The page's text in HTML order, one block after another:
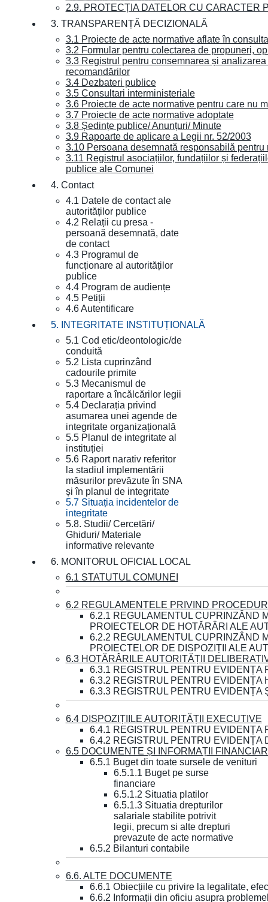
2.9. PROTECȚIA DATELOR CU CARACTER
3. TRANSPARENȚĂ DECIZIONALĂ
3.1 Proiecte de acte normative aflate în
3.2 Formular pentru colectarea de propuneri,
3.3 Registrul pentru consemnarea și
recomandărilor
3.4 Dezbateri publice
3.5 Consultari interministeriale
3.6 Proiecte de acte normative pentru care nu
3.7 Proiecte de acte normative adoptate
3.8 Ședințe publice/ Anunțuri/ Minute
3.9 Rapoarte de aplicare a Legii nr. 52/2003
3.10 Persoana desemnată responsabilă
3.11 Registrul asociațiilor, fundațiilor și
publice ale Comunei
4. Contact
4.1 Datele de contact ale
autorităților publice
4.2 Relații cu presa -
persoană desemnată, date
de contact
4.3 Programul de
funcționare al autorităților
publice
4.4 Program de audiențe
4.5 Petiții
4.6 Autentificare
5. INTEGRITATE INSTITUȚIONALĂ
5.1 Cod etic/deontologic/de
conduită
5.2 Lista cuprinzând
cadourile primite
5.3 Mecanismul de
raportare a încălcărilor legii
5.4 Declarația privind
asumarea unei agende de
integritate organizațională
5.5 Planul de integritate al
instituției
5.6 Raport narativ referitor
la stadiul implementării
măsurilor prevăzute în SNA
și în planul de integritate
5.7 Situația incidentelor de
integritate
5.8. Studii/ Cercetări/
Ghiduri/ Materiale
informative relevante
6. MONITORUL OFICIAL LOCAL
6.1 STATUTUL COMUNEI
6.2 REGULAMENTELE PRIVIND
6.2.1 REGULAMENTUL CUPRINZÂND
PROIECTELOR DE HOTĂRÂRI ALE
6.2.2 REGULAMENTUL CUPRINZÂND
PROIECTELOR DE DISPOZIȚII ALE
6.3 HOTĂRÂRILE AUTORITĂȚII
6.3.1 REGISTRUL PENTRU EVIDENȚA
6.3.2 REGISTRUL PENTRU EVIDENȚA
6.3.3 REGISTRUL PENTRU EVIDENȚA
6.4 DISPOZIȚIILE AUTORITĂȚII EXECUTIVE
6.4.1 REGISTRUL PENTRU EVIDENȚA
6.4.2 REGISTRUL PENTRU EVIDENȚA
6.5 DOCUMENTE ȘI INFORMAȚII
6.5.1 Buget din toate sursele de venituri
6.5.1.1 Buget pe surse
financiare
6.5.1.2 Situatia platilor
6.5.1.3 Situatia drepturilor
salariale stabilite potrivit
legii, precum si alte drepturi
prevazute de acte normative
6.5.2 Bilanturi contabile
6.6. ALTE DOCUMENTE
6.6.1 Obiecțiile cu privire la legalitate,
6.6.2 Informații din oficiu asupra